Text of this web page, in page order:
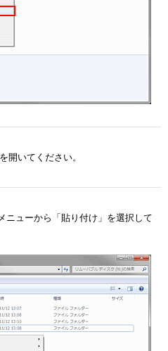
開いてください。
ニューから「貼り付け」を選択して